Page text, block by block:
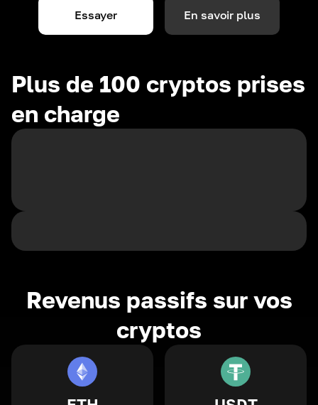
Essayer En savoir plus
Plus de 100 cryptos prises
en charge
Revenus passifs sur vos
cryptos